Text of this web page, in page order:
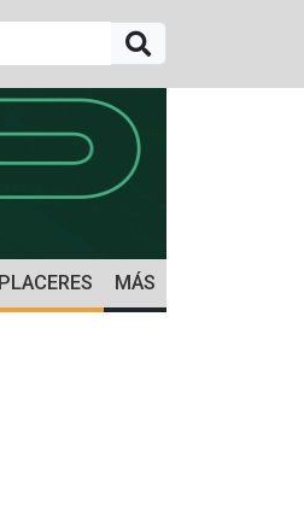
PLACERES MÁS